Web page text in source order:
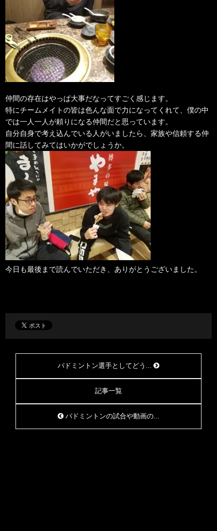
仲間の存在はやっぱ大事だなってすごく感じます。
特にチームメイトの皆は色んな面で力になってくれて、僕の中
では一人一人が頼りになる仲間だと思っています。
自分自身で考え込んでいる人がいましたら、家族や信頼する仲
間に話してみてはいかがでしょうか。
今日も最後まで読んでいただき、ありがとうございました。
バドミントン選手としてどう...
記事一覧
バドミントンの試合や動画の...